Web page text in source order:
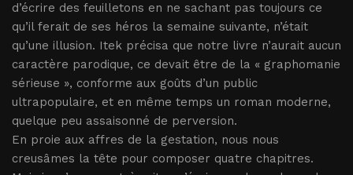
d’écrire des feuilletons en ne sachant pas toujours ce
qu’il ferait de ses héros la semaine suivante, n’était
qu’une illusion. Itek précisa que notre livre n’aurait aucun
caractère parodique, ce devait être de la « graphomanie
sérieuse », conforme aux goûts d’un public
ultrapopulaire, et en même temps un roman moderne,
quelque peu assaisonné de perversion.
En proie aux affres de la gestation, nous nous
creusâmes la tête pour composer quatre chapitres.